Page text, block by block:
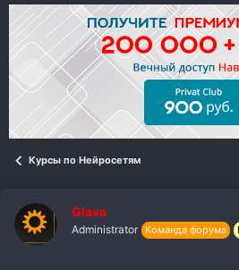
о
р
т
е
а
ч
л
а
Курсы по Нейросетям
Glava
Administrator Команда форума